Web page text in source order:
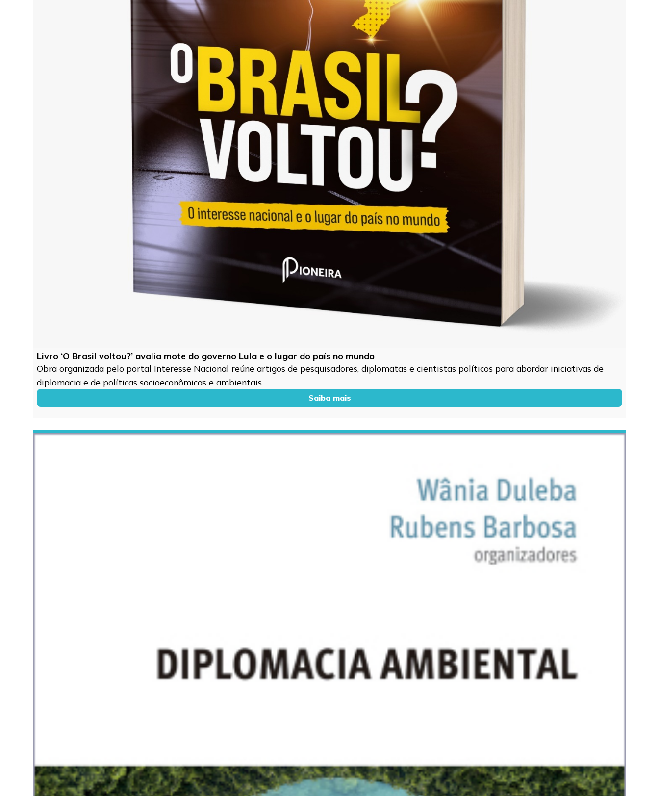
Livro ‘O Brasil voltou?’ avalia mote do governo Lula e o lugar do país no mundo
Obra organizada pelo portal Interesse Nacional reúne artigos de pesquisadores, diplomatas e cientistas políticos para abordar iniciativas de
diplomacia e de políticas socioeconômicas e ambientais
Saiba mais